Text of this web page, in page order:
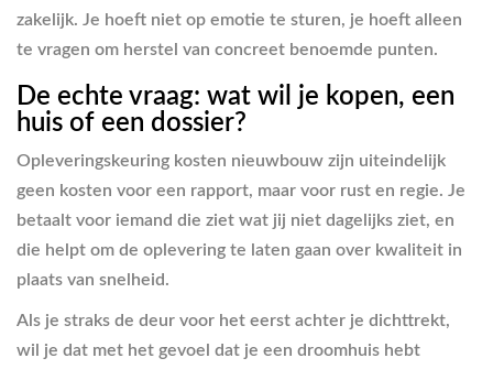
zakelijk. Je hoeft niet op emotie te sturen, je hoeft alleen
te vragen om herstel van concreet benoemde punten.
De echte vraag: wat wil je kopen, een
huis of een dossier?
Opleveringskeuring kosten nieuwbouw zijn uiteindelijk
geen kosten voor een rapport, maar voor rust en regie. Je
betaalt voor iemand die ziet wat jij niet dagelijks ziet, en
die helpt om de oplevering te laten gaan over kwaliteit in
plaats van snelheid.
Als je straks de deur voor het eerst achter je dichttrekt,
wil je dat met het gevoel dat je een droomhuis hebt